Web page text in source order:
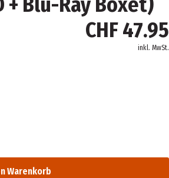
CHF 47.95
inkl. MwSt.
Warenkorb